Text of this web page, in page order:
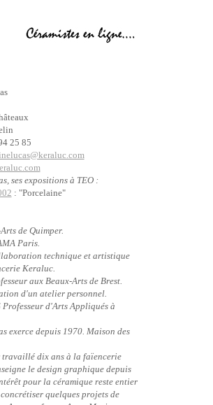
25 85
ses expositions à TEO :
: "Porcelaine"
de Quimper.
Paris.
technique et artistique
Keraluc.
aux Beaux-Arts de Brest.
d'un atelier personnel.
Professeur d'Arts Appliqués à
exerce depuis 1970. Maison des
travaillé dix ans à la faïencerie
le design graphique depuis
pour la céramique reste entier
quelques projets de